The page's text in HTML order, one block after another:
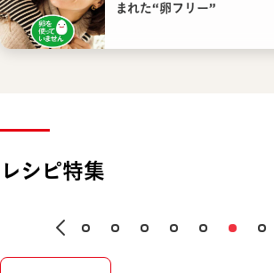
まれた“卵フリー”
レシピ特集